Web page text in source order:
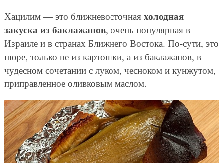
Хацилим — это ближневосточная холодная
закуска из баклажанов, очень популярная в
Израиле и в странах Ближнего Востока. По-сути, это
пюре, только не из картошки, а из баклажанов, в
чудесном сочетании с луком, чесноком и кунжутом,
приправленное оливковым маслом.